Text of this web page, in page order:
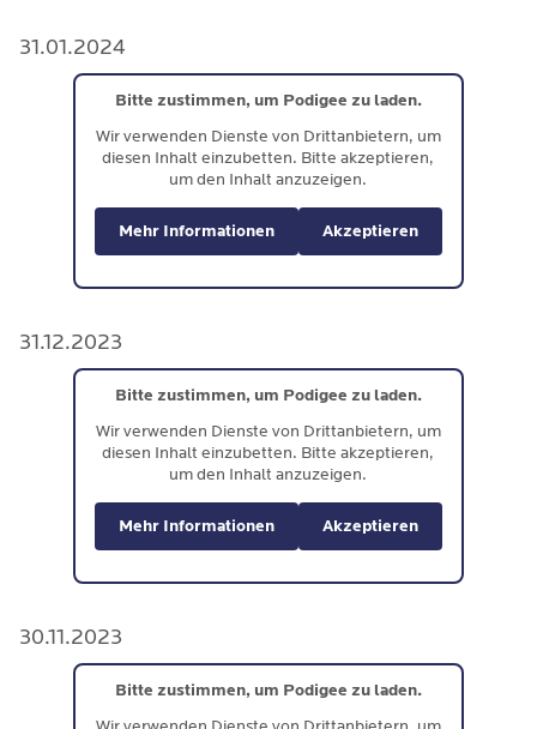
31.01.2024
Bitte zustimmen, um Podigee zu laden.
Wir verwenden Dienste von Drittanbietern, um
diesen Inhalt einzubetten. Bitte akzeptieren,
um den Inhalt anzuzeigen.
Mehr Informationen Akzeptieren
31.12.2023
Bitte zustimmen, um Podigee zu laden.
Wir verwenden Dienste von Drittanbietern, um
diesen Inhalt einzubetten. Bitte akzeptieren,
um den Inhalt anzuzeigen.
Mehr Informationen Akzeptieren
30.11.2023
Bitte zustimmen, um Podigee zu laden.